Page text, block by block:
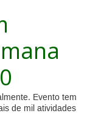
Evento tem
de mil atividades